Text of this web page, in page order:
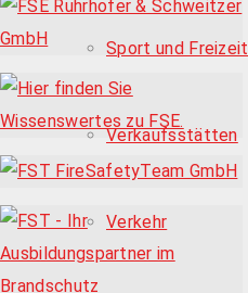
Sport und Freizeit
Verkaufsstätten
Verkehr